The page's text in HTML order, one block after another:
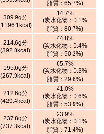
脂質：65.7%)
309.9g分
14.7%
(炭水化物：0.1%
脂質：80.7%)
214.6g分
(392.8kcal)
44.8%
(炭水化物：0.4%
脂質：50.2%)
195.6g分
(267.9kcal)
65.7%
(炭水化物：0.3%
脂質：29.6%)
212.6g分
(429.4kcal)
41.0%
(炭水化物：0.6%
脂質：53.9%)
237.8g分
(737.3kcal)
23.9%
(炭水化物：0.1%
脂質：71.4%)